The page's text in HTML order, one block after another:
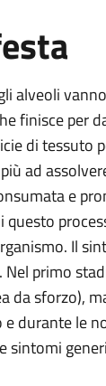
alveoli
finisce per
di tessuto
ad
e
Il
primo
da sforzo),
durante le